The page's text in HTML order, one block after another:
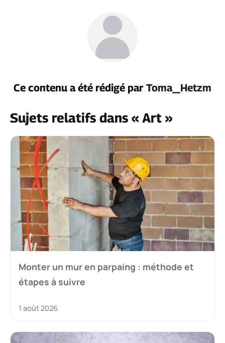
Ce contenu a été rédigé par Toma_Hetzm
Sujets relatifs dans « Art »
Monter un mur en parpaing : méthode et
étapes à suivre
1 août 2026